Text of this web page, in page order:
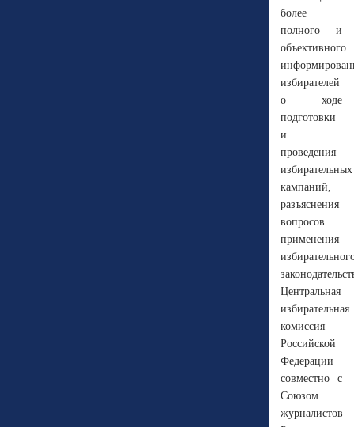
более
полного и
объективного
избирателей
о ходе
подготовки
и
проведения
избирательных
кампаний,
разъяснения
вопросов
применения
Центральная
избирательная
комиссия
Российской
Федерации
совместно с
Союзом
журналистов